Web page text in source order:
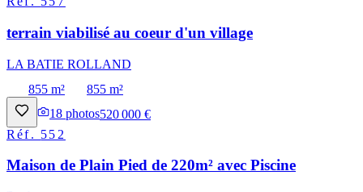
terrain viabilisé au coeur d'un village
LA BATIE ROLLAND
855 m²
855 m²
18 photos520 000 €
Réf. 552
Maison de Plain Pied de 220m² avec Piscine